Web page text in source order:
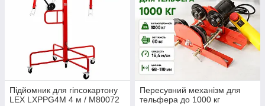
Підйомник для гіпсокартону
LEX LXPPG4M 4 м / M80072
Пересувний механізм для
тельфера до 1000 кг